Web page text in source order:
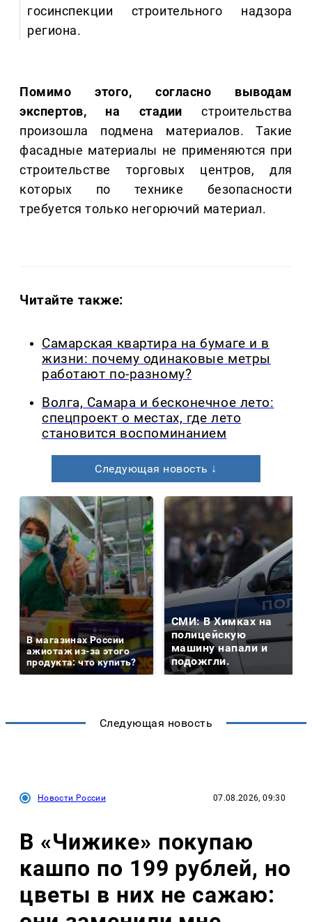
госинспекции строительного надзора
региона.
Помимо этого, согласно выводам
экспертов, на стадии строительства
произошла подмена материалов. Такие
фасадные материалы не применяются при
строительстве торговых центров, для
которых по технике безопасности
требуется только негорючий материал.
Читайте также:
Самарская квартира на бумаге и в
жизни: почему одинаковые метры
работают по-разному?
Волга, Самара и бесконечное лето:
спецпроект о местах, где лето
становится воспоминанием
Следующая новость ↓
В магазинах России
ажиотаж из-за этого
продукта: что купить?
СМИ: В Химках на
полицейскую
машину напали и
подожгли.
Следующая новость
Новости России 07.08.2026, 09:30
В «Чижике» покупаю
кашпо по 199 рублей, но
цветы в них не сажаю: